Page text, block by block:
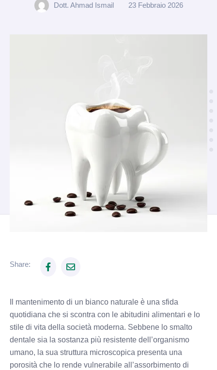
Dott. Ahmad Ismail 23 Febbraio 2026
Share:
Il mantenimento di un bianco naturale è una sfida
quotidiana che si scontra con le abitudini alimentari e lo
stile di vita della società moderna. Sebbene lo smalto
dentale sia la sostanza più resistente dell’organismo
umano, la sua struttura microscopica presenta una
porosità che lo rende vulnerabile all’assorbimento di